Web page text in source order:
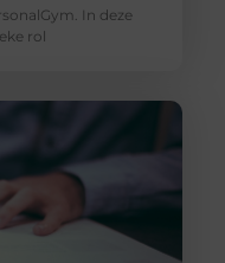
In deze
rol